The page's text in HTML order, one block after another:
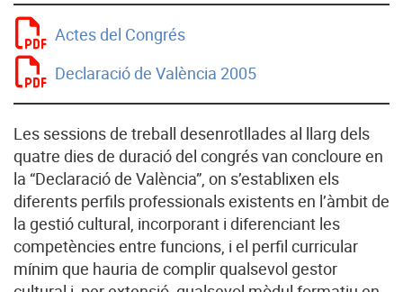
Actes del Congrés
Declaració de València 2005
Les sessions de treball desenrotllades al llarg dels
quatre dies de duració del congrés van concloure en
la “Declaració de València”, on s’establixen els
diferents perfils professionals existents en l’àmbit de
la gestió cultural, incorporant i diferenciant les
competències entre funcions, i el perfil curricular
mínim que hauria de complir qualsevol gestor